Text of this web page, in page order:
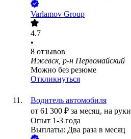
Varlamov Group
4.7
•
8 отзывов
Ижевск, р-н Первомайский
Можно без резюме
Откликнуться
Водитель автомобиля
от 61 300 ₽ за месяц, на руки
Опыт 1-3 года
Выплаты: Два раза в месяц